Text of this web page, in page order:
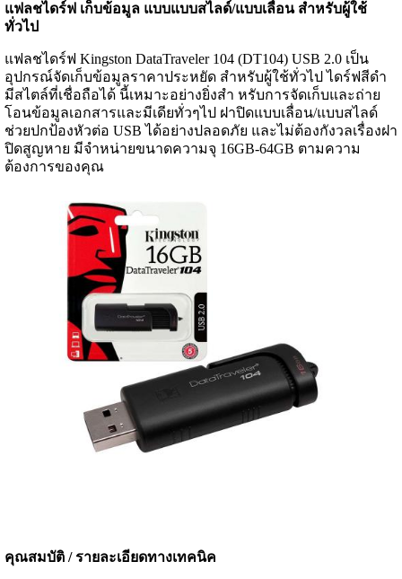
แฟลชไดร์ฟ เก็บข้อมูล แบบแบบสไลด์/แบบเลื่อน สำหรับผู้ใช้
ทั่วไป
แฟลชไดร์ฟ Kingston DataTraveler 104 (DT104) USB 2.0 เป็น
อุปกรณ์จัดเก็บข้อมูลราคาประหยัด สำหรับผู้ใช้ทั่วไป ไดร์ฟสีดำ
มีสไตล์ที่เชื่อถือได้ นี้เหมาะอย่างยิ่งสำ หรับการจัดเก็บและถ่าย
โอนข้อมูลเอกสารและมีเดียทั่วๆไป ฝาปิดแบบเลื่อน/แบบสไลด์
ช่วยปกป้องหัวต่อ USB ได้อย่างปลอดภัย และไม่ต้องกังวลเรื่องฝา
ปิดสูญหาย มีจำหน่ายขนาดความจุ 16GB-64GB ตามความ
ต้องการของคุณ
คุณสมบัติ / รายละเอียดทางเทคนิค